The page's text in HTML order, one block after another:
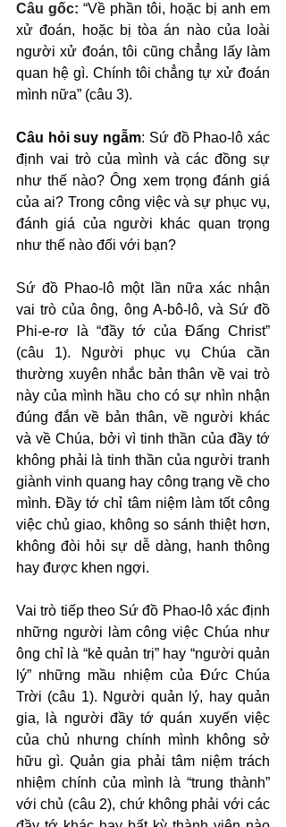
Câu gốc: “Về phần tôi, hoặc bị anh em
xử đoán, hoặc bị tòa án nào của loài
người xử đoán, tôi cũng chẳng lấy làm
quan hệ gì. Chính tôi chẳng tự xử đoán
mình nữa” (câu 3).
Câu hỏi suy ngẫm: Sứ đồ Phao-lô xác
định vai trò của mình và các đồng sự
như thế nào? Ông xem trọng đánh giá
của ai? Trong công việc và sự phục vụ,
đánh giá của người khác quan trọng
như thế nào đối với bạn?
Sứ đồ Phao-lô một lần nữa xác nhận
vai trò của ông, ông A-bô-lô, và Sứ đồ
Phi-e-rơ là “đầy tớ của Đấng Christ”
(câu 1). Người phục vụ Chúa cần
thường xuyên nhắc bản thân về vai trò
này của mình hầu cho có sự nhìn nhận
đúng đắn về bản thân, về người khác
và về Chúa, bởi vì tinh thần của đầy tớ
không phải là tinh thần của người tranh
giành vinh quang hay công trạng về cho
mình. Đầy tớ chỉ tâm niệm làm tốt công
việc chủ giao, không so sánh thiệt hơn,
không đòi hỏi sự dễ dàng, hanh thông
hay được khen ngợi.
Vai trò tiếp theo Sứ đồ Phao-lô xác định
những người làm công việc Chúa như
ông chỉ là “kẻ quản trị” hay “người quản
lý” những mầu nhiệm của Đức Chúa
Trời (câu 1). Người quản lý, hay quản
gia, là người đầy tớ quán xuyến việc
của chủ nhưng chính mình không sở
hữu gì. Quản gia phải tâm niệm trách
nhiệm chính của mình là “trung thành”
với chủ (câu 2), chứ không phải với các